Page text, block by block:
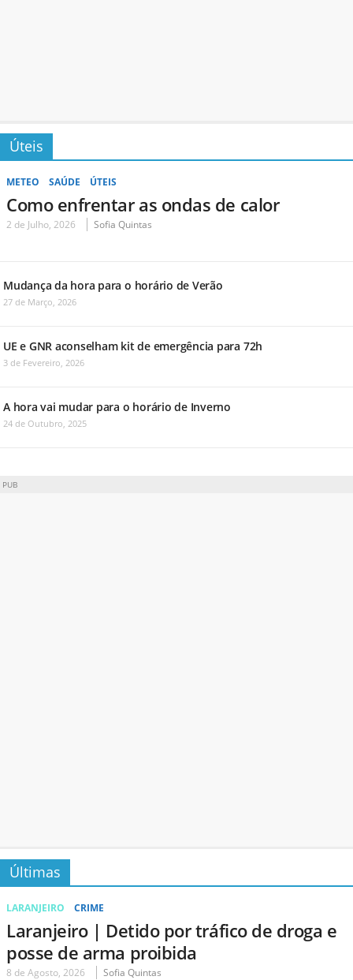
Úteis
METEO SAÚDE ÚTEIS
Como enfrentar as ondas de calor
2 de Julho, 2026 Sofia Quintas
Mudança da hora para o horário de Verão
27 de Março, 2026
UE e GNR aconselham kit de emergência para 72h
3 de Fevereiro, 2026
A hora vai mudar para o horário de Inverno
24 de Outubro, 2025
PUB
Últimas
LARANJEIRO CRIME
Laranjeiro | Detido por tráfico de droga e
posse de arma proibida
8 de Agosto, 2026 Sofia Quintas